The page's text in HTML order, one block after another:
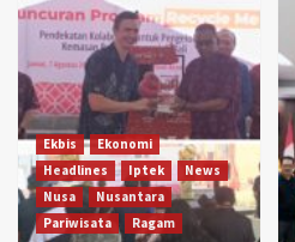
Ekbis
Ekonomi
Headlines
Iptek
News
Nusa
Nusantara
Pariwisata
Ragam